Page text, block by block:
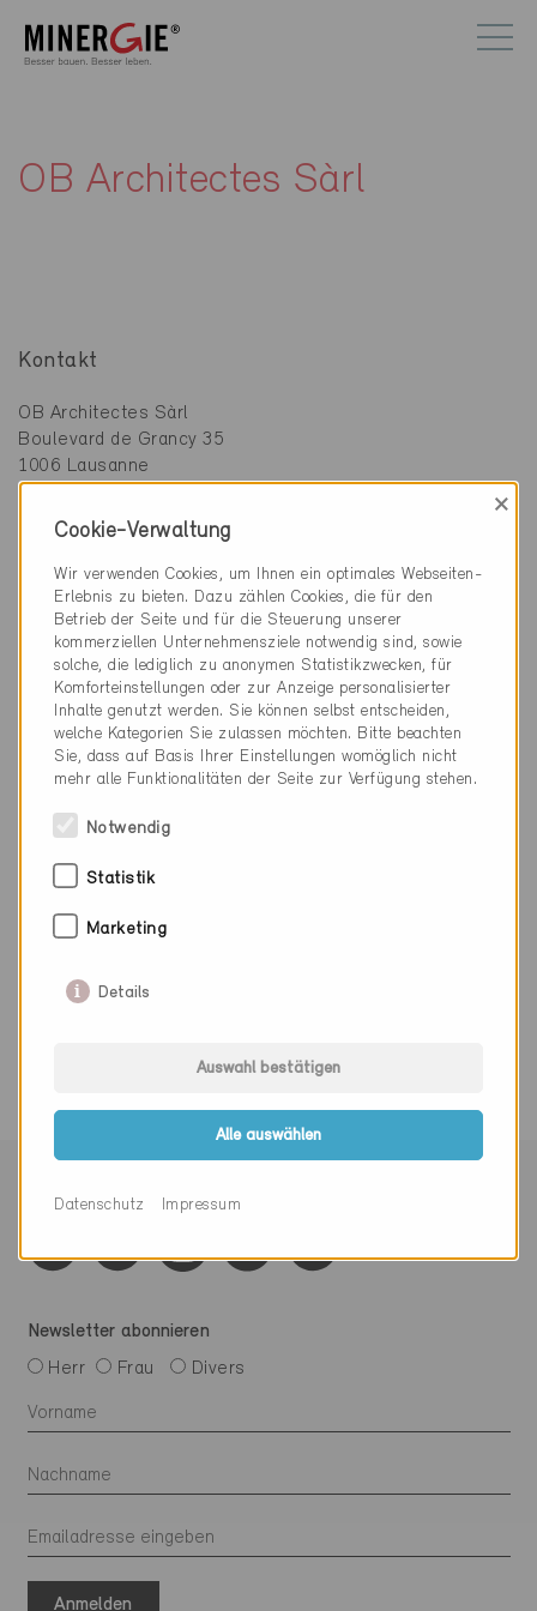
OB Architectes Sàrl
Kontakt
OB Architectes Sàrl
Boulevard de Grancy 35
1006 Lausanne
021 217 50 45
info@obarchitectes.ch
www.obarchitectes.ch
Kategorie
Planung
Architektur
Newsletter abonnieren
Herr
Frau Divers
Anmelden
Cookie-Verwaltung
×
Wir verwenden Cookies, um Ihnen ein optimales Webseiten-
Erlebnis zu bieten. Dazu zählen Cookies, die für den
Betrieb der Seite und für die Steuerung unserer
kommerziellen Unternehmensziele notwendig sind, sowie
solche, die lediglich zu anonymen Statistikzwecken, für
Komforteinstellungen oder zur Anzeige personalisierter
Inhalte genutzt werden. Sie können selbst entscheiden,
welche Kategorien Sie zulassen möchten. Bitte beachten
Sie, dass auf Basis Ihrer Einstellungen womöglich nicht
mehr alle Funktionalitäten der Seite zur Verfügung stehen.
Notwendig
Statistik
Marketing
Details
Auswahl bestätigen
Alle auswählen
Datenschutz Impressum